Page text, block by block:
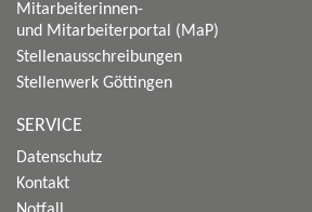
Mitarbeiterinnen-
und Mitarbeiterportal (MaP)
Stellenausschreibungen
Stellenwerk Göttingen
SERVICE
Datenschutz
Kontakt